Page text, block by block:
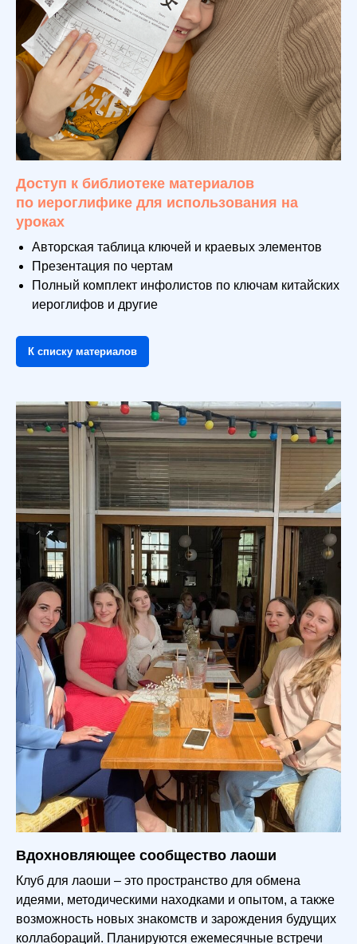
Доступ к библиотеке материалов
по иероглифике для использования на
уроках
Авторская таблица ключей и краевых элементов
Презентация по чертам
Полный комплект инфолистов по ключам китайских
иероглифов и другие
К списку материалов
Вдохновляющее сообщество лаоши
Клуб для лаоши – это пространство для обмена
идеями, методическими находками и опытом, а также
возможность новых знакомств и зарождения будущих
коллабораций. Планируются ежемесячные встречи